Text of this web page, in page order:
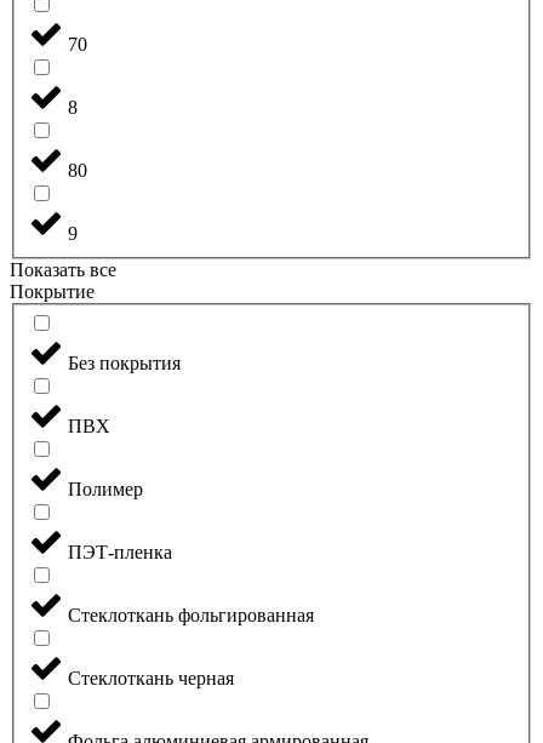
70
8
80
9
Показать все
Покрытие
Без покрытия
ПВХ
Полимер
ПЭТ-пленка
Стеклоткань фольгированная
Стеклоткань черная